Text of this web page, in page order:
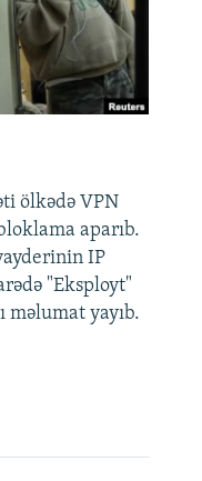
ölkədə VPN
aparıb.
IP
"Eksployt"
məlumat yayıb.